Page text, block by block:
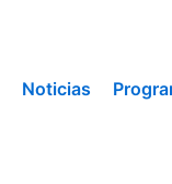
Noticias